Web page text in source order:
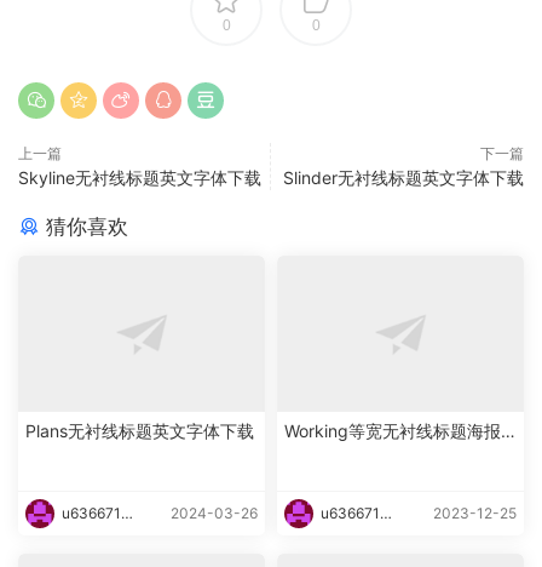
0 0
上一篇
Skyline无衬线标题英文字体下载
下一篇
Slinder无衬线标题英文字体下载
猜你喜欢
Plans无衬线标题英文字体下载
u6366719
2024-03-26
Working等宽无衬线标题海报
u6366719
2023-12-25